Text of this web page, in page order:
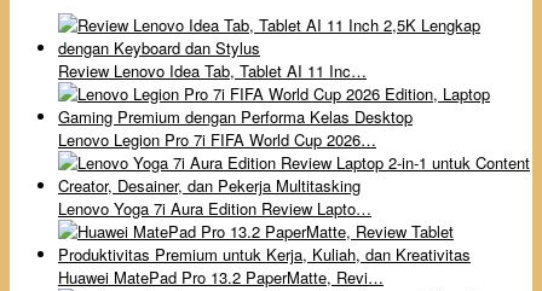
Review Lenovo Idea Tab, Tablet AI 11 Inc…
Lenovo Legion Pro 7i FIFA World Cup 2026…
Lenovo Yoga 7i Aura Edition Review Lapto…
Huawei MatePad Pro 13.2 PaperMatte, Revi…